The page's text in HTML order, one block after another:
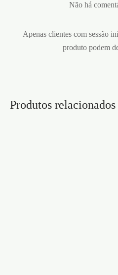
Não há
Apenas clientes com sessão
produto podem
Produtos relacionados